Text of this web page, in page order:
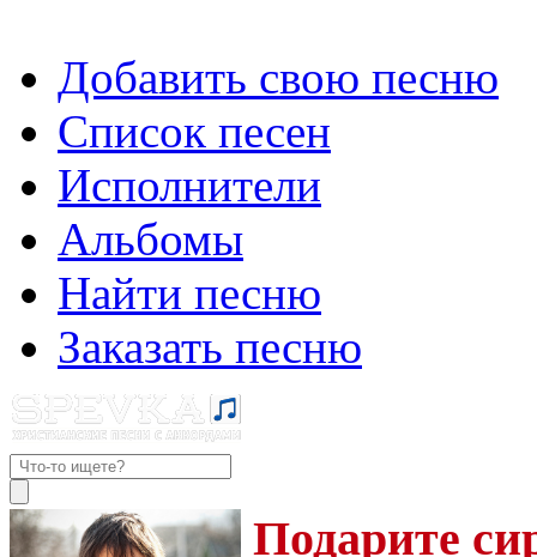
Добавить свою песню
Список песен
Исполнители
Альбомы
Найти песню
Заказать песню
Подарите